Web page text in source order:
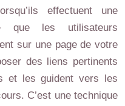
effectuent une
que les utilisateurs
sur une page de votre
des liens pertinents
et les guident vers les
C’est une technique